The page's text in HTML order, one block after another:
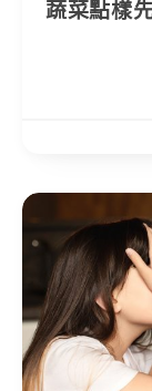
蔬菜點樣